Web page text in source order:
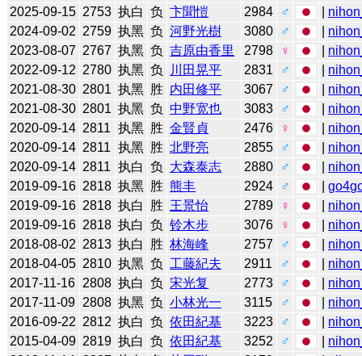
2025-09-15 2753 执白 负 卞聞愷 2984 ♂
2024-09-02 2759 执黑 负 河野光樹 3080 ♂
2023-08-07 2767 执黑 负 吉原由香里 2798 ♀
2022-09-12 2780 执黑 负 川田晃平 2831 ♂
2021-08-30 2801 执黑 胜 内田修平 3067 ♂
2021-08-30 2801 执黑 负 中野宽也 3083 ♂
2020-09-14 2811 执黑 胜 金賢貞 2476 ♀
2020-09-14 2811 执黑 胜 北野亮 2855 ♂
2020-09-14 2811 执白 负 大森泰志 2880 ♂
2019-09-16 2818 执黑 胜 熊丰 2924 ♂ |
2019-09-16 2818 执白 胜 王景怡 2789 ♀
2019-09-16 2818 执白 负 铃木步 3076 ♀
2018-08-02 2813 执白 胜 林海峰 2757 ♂
2018-04-05 2810 执黑 负 工藤紀夫 2911 ♂
2017-11-16 2808 执白 负 宋光复 2773 ♂
2017-11-09 2808 执黑 负 小林光一 3115 ♂
2016-09-22 2812 执白 负 依田紀基 3223 ♂
2015-04-09 2819 执白 负 依田紀基 3252 ♂